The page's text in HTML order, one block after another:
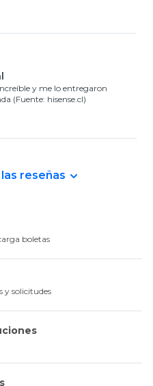
y me lo entregaron
(Fuente: hisense.cl)
reseñas
boletas
y solicitudes